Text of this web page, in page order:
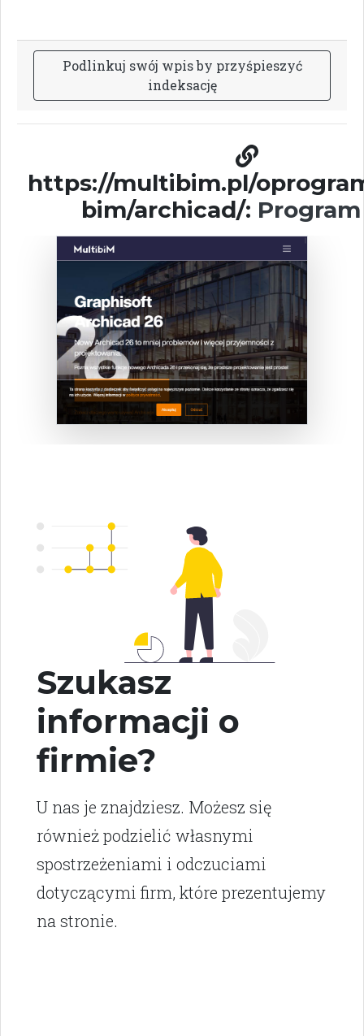
Podlinkuj swój wpisby przyśpieszyć
indeksację
https://multibim.pl/
bim/archicad/:
Szukasz
informacji o
firmie?
U nas je znajdziesz. Możesz się
również podzielić własnymi
spostrzeżeniami i odczuciami
dotyczącymi firm, które prezentujemy
na stronie.